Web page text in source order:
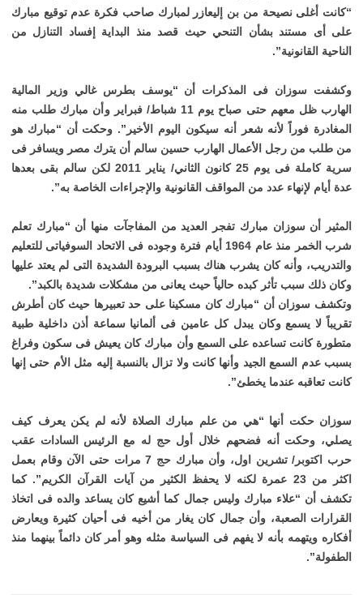
“كانت أغلى نصيحة من بن إليعازر لمبارك صاحب فكرة عدم توقيع مبارك
على أى مستند بشأن التنحي حيث قصد منذ البداية إفساد التنازل من
الناحية القانونية”.
وكشفت سوزان فى المذكرات أن “يوسف بطرس غالي وزير المالية
الهارب ظل معهم حتى صباح يوم 11 شباط/ فبراير وأن مبارك طلب منه
المغادرة فوراً لأنه شعر أنه سيكون اليوم الأخير”. وحكت أن “مبارك هو
من طلب من رجل الأعمال الهارب حسين سالم أن يترك مصر ويسافر فى
سرية كاملة فى يوم 25 كانون الثاني/ يناير 2011 لكن سالم بقى بعدها
عدة أيام لإنهاء عدد من المواقف القانونية والإجراءات الخاصة به”.
المثير أن سوزان مبارك تفجر العديد من المفاجآت منها أن “مبارك تعلم
شرب الخمر منذ عام 1964 أيام فترة وجوده فى الاتحاد السوفياتى للتعليم
والتدريب، وأنه كان يشرب هناك بسبب البرودة الشديدة التى لم يعتد عليها
وكان ذلك سبب تأثر كبده حالياً حيث يعانى من مشكلات شديدة بالكبد”.
وتكشف سوزان أن “مبارك كان مسكينا على حد تعبيرها حيث كان أطرش
تقريباً لا يسمع وكان يبدل كل عامين فى ألمانيا سماعة أذن داخلية طبية
متطورة كانت تساعده على السمع وأن مبارك كان يعيش فى سكون وفراغ
بسبب عدم السمع الجيد وأنها كانت ولا تزال بالنسبة إليه مثل الأم حتى إنها
كانت تعاقبه عندما يخطئ”.
سوزان حكت أنها “هي من علم مبارك الصلاة لأنه لم يكن يعرف كيف
يصلي، وحكت أنه فضحهم خلال أول حج له مع الرئيس السادات عقب
حرب اكتوبر/ تشرين اول، وأن مبارك حج 7 مرات حتى الآن وقام بعمل
اكثر من 23 عمرة لكنه لا يحفظ الكثير من آيات القرآن الكريم”. كما
تكشف أن “علاء مبارك وليس جمال كما أشيع كان يساعد والده فى اتخاذ
القرارات الصعبة، وأن جمال كان يغار من أخيه فى أحيان كثيرة ويعارض
أفكاره ويتهمه بأنه لا يفهم فى السياسة مثله وهو أمر كان دائماً بينهما منذ
الطفولة”.